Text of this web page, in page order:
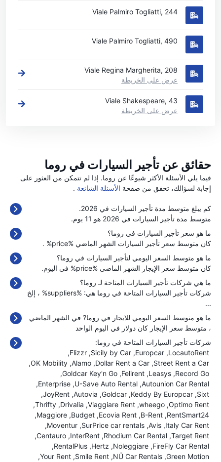
Viale Palmiro Togliatti, 244
Viale Palmiro Togliatti, 490
Viale Regina Margherita, 208
عرض على الخريطة
Viale Shakespeare, 43
عرض على الخريطة
حقائق عن تأجير السيارات في روما
فيما يلي الأسئلة الأكثر شيوعًا عن روما. إذا لم تتمكن من العثور على
إجابة لسؤالك، تحقق من صفحة الأسئلة الشائعة .
كم يبلغ متوسط مدة تأجير السيارات في 2026.
متوسط مدة تأجير السيارات في 2026 هو 11 يوم.
ما هو سعر تأجير السيارات في روما؟
كان متوسط سعر تأجير السيارات الشهر الماضي %price% .
ما هو متوسط السعر اليومي لتأجير السيارات في روما؟
كان متوسط سعر الإيجار الشهر الماضي %price% في اليوم.
ما هي شركات تأجير السيارات المتاحة لـ روما؟
شركات تأجير السيارات المتاحة في روما هي: %suppliers% ، إلخ
...
ما هو متوسط السعر اليومي للايجار في روما? في الشهر الماضي
، متوسط سعر الإيجار كان دولار في اليوم الواحد
شركات تأجير السيارات المتاحة في روما:
LocautoRent
Europcar
Sicily by Car
Flizzr
Street Rent a Car
Dollar Rent a Car
Alamo
OK Mobility
Record Go
Leasys
Felirent
Goldcar Key'n Go
Autounion Car Rental
U-Save Auto Rental
Enterprise
Sixt
Keddy By Europcar
Goldcar
Autovia
JoyRent
Optimo Rent
wheego
Viaggiare Rent
Drivalia
Thrifty
RentSmart24
B-Rent
Ecovia Rent
Budget
Maggiore
Italy Car Rent
Avis
SurPrice car rentals
Moventur
Target Rent
Rhodium Car Rental
InterRent
Centauro
FireFly Car Rental
Noleggiare
Hertz
RentalPlus
Green Motion
NÜ Car Rentals
Smile Rent
Your Rent